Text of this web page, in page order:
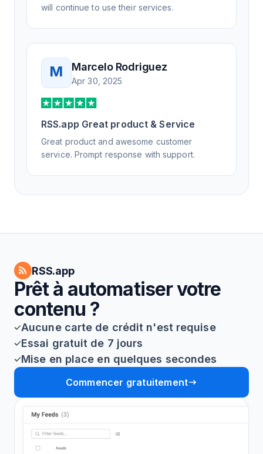
will continue to use their services.
M Marcelo Rodriguez
Apr 30, 2025
RSS.app Great product & Service
Great product and awesome customer
service. Prompt response with support.
RSS.app
Prêt à automatiser votre
contenu ?
Aucune carte de crédit n'est requise
Essai gratuit de 7 jours
Mise en place en quelques secondes
Commencer gratuitement